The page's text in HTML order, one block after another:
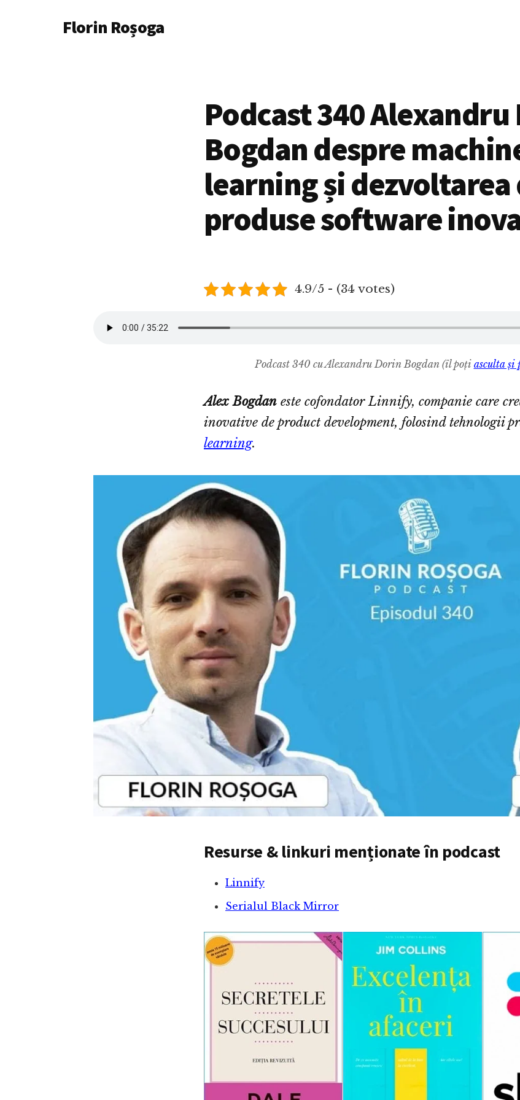
AdditionalFlorin Roșoga
Podcast 340 Alexandru
Bogdan despre
learning și dezvoltarea
produse software
4.9/5 - (34 votes)
Podcast 340 cu Alexandru Dorin Bogdan (îl poți asculta și
Alex Bogdan este cofondator Linnify, companie care
inovative de product development, folosind tehnologii
learning.
Resurse & linkuri menționate în podcast
Linnify
Serialul Black Mirror